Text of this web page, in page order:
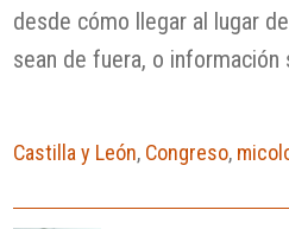
desde cómo llegar al lugar
sean de fuera, o
Castilla y León, Congreso,